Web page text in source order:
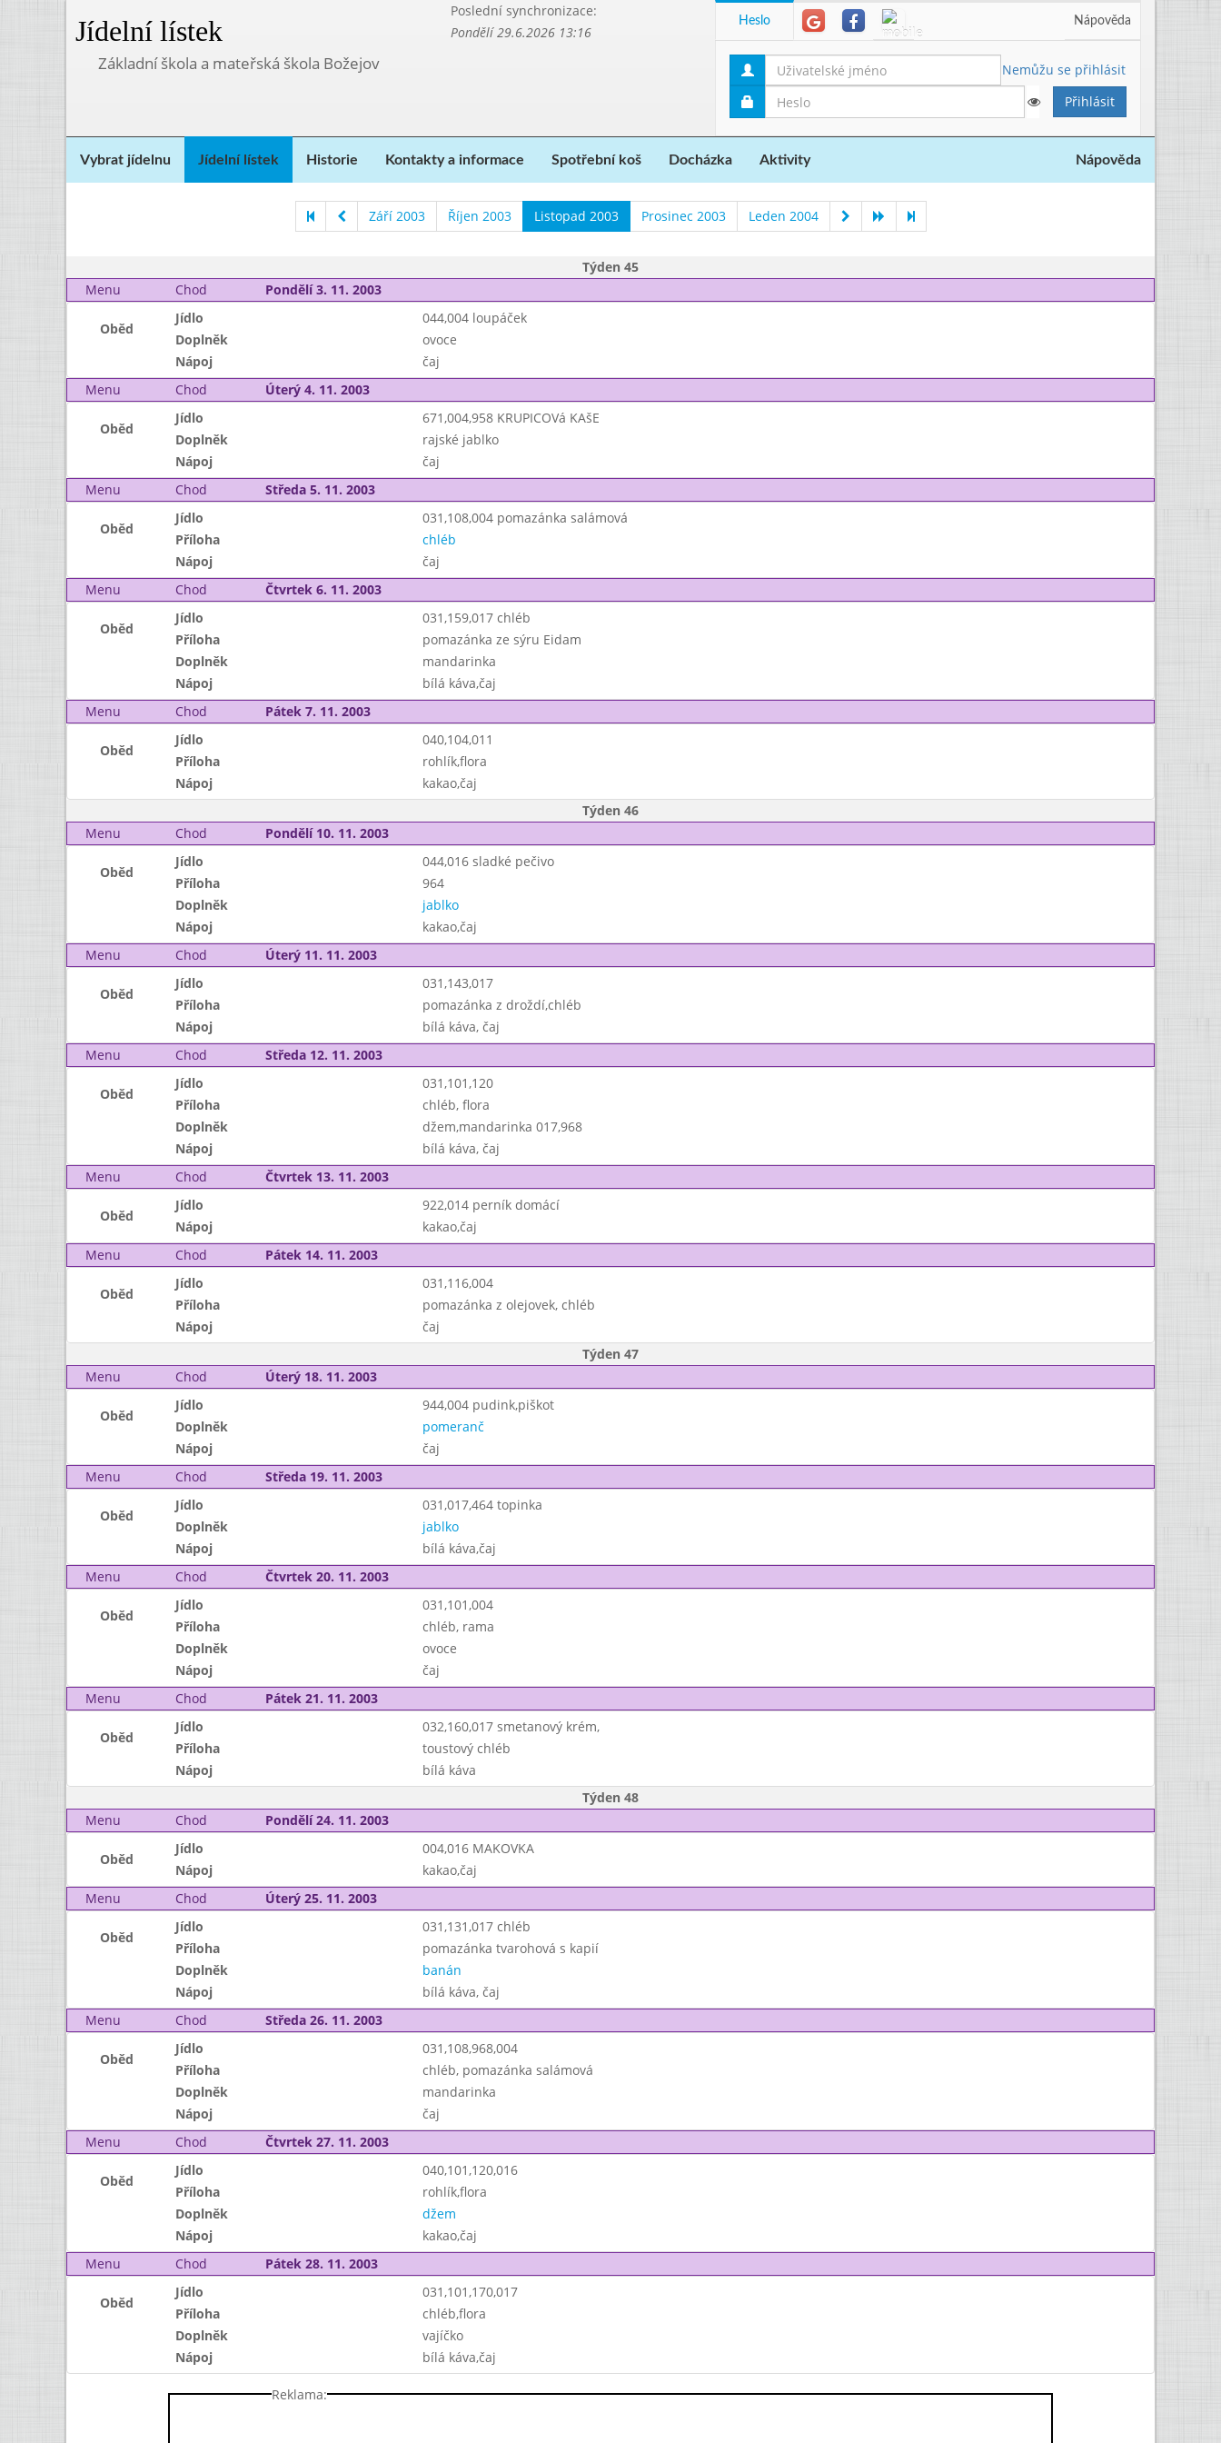
Jídelní lístek
Poslední synchronizace:
Pondělí 29.6.2026 13:16
Základní škola a mateřská škola Božejov
Heslo Nápověda
Nemůžu se přihlásit
Vybrat jídelnu Jídelní lístek Historie Kontakty a informace Spotřební koš Docházka Aktivity Nápověda
Září 2003 Říjen 2003 Listopad 2003 Prosinec 2003 Leden 2004
Týden 45
Menu
Chod Pondělí 3. 11. 2003
Oběd
Jídlo
044,004 loupáček
Doplněk
ovoce
Nápoj
čaj
Menu
Chod Úterý 4. 11. 2003
Oběd
Jídlo
671,004,958 KRUPICOVá KAšE
Doplněk
rajské jablko
Nápoj
čaj
Menu
Chod Středa 5. 11. 2003
Oběd
Jídlo
031,108,004 pomazánka salámová
Příloha
chléb
Nápoj
čaj
Menu
Chod Čtvrtek 6. 11. 2003
Oběd
Jídlo
031,159,017 chléb
Příloha
pomazánka ze sýru Eidam
Doplněk
mandarinka
Nápoj
bílá káva,čaj
Menu
Chod Pátek 7. 11. 2003
Oběd
Jídlo
040,104,011
Příloha
rohlík,flora
Nápoj
kakao,čaj
Týden 46
Menu
Chod Pondělí 10. 11. 2003
Oběd
Jídlo
044,016 sladké pečivo
Příloha
964
Doplněk
jablko
Nápoj
kakao,čaj
Menu
Chod Úterý 11. 11. 2003
Oběd
Jídlo
031,143,017
Příloha
pomazánka z droždí,chléb
Nápoj
bílá káva, čaj
Menu
Chod Středa 12. 11. 2003
Oběd
Jídlo
031,101,120
Příloha
chléb, flora
Doplněk
džem,mandarinka 017,968
Nápoj
bílá káva, čaj
Menu
Chod Čtvrtek 13. 11. 2003
Oběd
Jídlo
922,014 perník domácí
Nápoj
kakao,čaj
Menu
Chod Pátek 14. 11. 2003
Oběd
Jídlo
031,116,004
Příloha
pomazánka z olejovek, chléb
Nápoj
čaj
Týden 47
Menu
Chod Úterý 18. 11. 2003
Oběd
Jídlo
944,004 pudink,piškot
Doplněk
pomeranč
Nápoj
čaj
Menu
Chod Středa 19. 11. 2003
Oběd
Jídlo
031,017,464 topinka
Doplněk
jablko
Nápoj
bílá káva,čaj
Menu
Chod Čtvrtek 20. 11. 2003
Oběd
Jídlo
031,101,004
Příloha
chléb, rama
Doplněk
ovoce
Nápoj
čaj
Menu
Chod Pátek 21. 11. 2003
Oběd
Jídlo
032,160,017 smetanový krém,
Příloha
toustový chléb
Nápoj
bílá káva
Týden 48
Menu
Chod Pondělí 24. 11. 2003
Oběd
Jídlo
004,016 MAKOVKA
Nápoj
kakao,čaj
Menu
Chod Úterý 25. 11. 2003
Oběd
Jídlo
031,131,017 chléb
Příloha
pomazánka tvarohová s kapií
Doplněk
banán
Nápoj
bílá káva, čaj
Menu
Chod Středa 26. 11. 2003
Oběd
Jídlo
031,108,968,004
Příloha
chléb, pomazánka salámová
Doplněk
mandarinka
Nápoj
čaj
Menu
Chod Čtvrtek 27. 11. 2003
Oběd
Jídlo
040,101,120,016
Příloha
rohlík,flora
Doplněk
džem
Nápoj
kakao,čaj
Menu
Chod Pátek 28. 11. 2003
Oběd
Jídlo
031,101,170,017
Příloha
chléb,flora
Doplněk
vajíčko
Nápoj
bílá káva,čaj
Reklama: